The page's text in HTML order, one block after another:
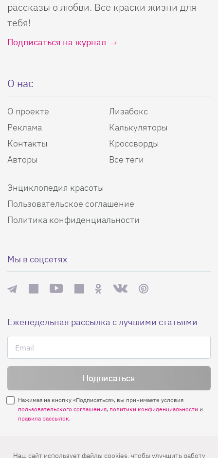
рассказы о любви. Все краски жизни для
тебя!
Подписаться на журнал
О нас
О проекте
Реклама
Контакты
Авторы
Лизабокс
Калькуляторы
Кроссворды
Все теги
Энциклопедия красоты
Пользовательское соглашение
Политика конфиденциальности
Мы в соцсетях
Еженедельная рассылка с лучшими статьями
Нажимая на кнопку «Подписаться», вы принимаете условия
пользовательского соглашения, политики конфиденциальности и
правила рассылок.
Нашли ошибку? Выделите ее и нажмите
Наш сайт использует файлы cookies, чтобы улучшить работу